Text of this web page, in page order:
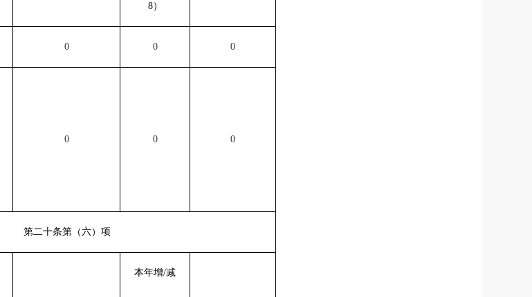
8）
0 0 0
0 0 0
第二十条第（六）项
本年增/减